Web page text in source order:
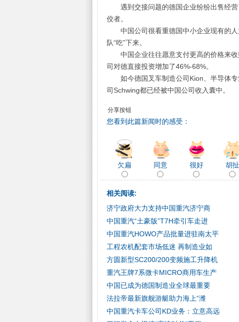
遇到交接问题的德国企业纷纷出售经营
佼者。
中国公司很看重德国中小企业现有的人
队“吃”下来。
中国企业往往愿意支付更高的价格来收
司对德直接投资增加了46%-68%。
如今德国叉车制造公司Kion、半导体专
司Schwing都已经被中国公司收入囊中。
分享按钮
您看到此篇新闻时的感受：
欠扁 同意 很好 胡扯
相关阅读:
济宁政府大力支持中国重汽济宁商
中国重汽“土豪版”T7H牵引车走进
中国重汽HOWO产品批量进驻南太平
工程农机配套市场低迷 再制造业如
方圆新型SC200/200变频施工升降机
重汽王牌7系微卡MICRO商用车生产
中国已成为德国制造业全球最重要
法拉帝最新旗舰游艇助力海上“潍
中国重汽卡车公司KD业务：立意高远